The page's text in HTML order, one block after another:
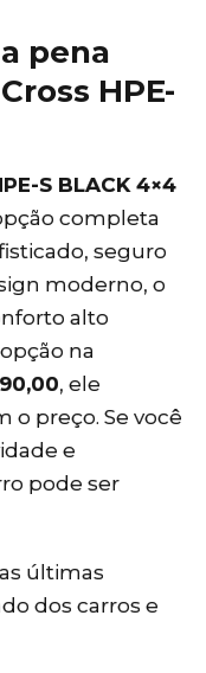
pena
HPE-
S BLACK 4×4
completa
seguro
moderno, o
alto
na
, ele
o preço. Se você
e
pode ser
últimas
dos carros e